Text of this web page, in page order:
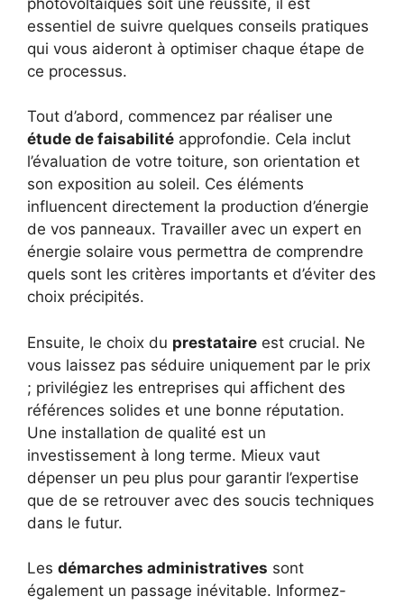
essentiel de suivre quelques conseils pratiques
qui vous aideront à optimiser chaque étape de
ce processus.
Tout d’abord, commencez par réaliser une
étude de faisabilité approfondie. Cela inclut
l’évaluation de votre toiture, son orientation et
son exposition au soleil. Ces éléments
influencent directement la production d’énergie
de vos panneaux. Travailler avec un expert en
énergie solaire vous permettra de comprendre
quels sont les critères importants et d’éviter des
choix précipités.
Ensuite, le choix du prestataire est crucial. Ne
vous laissez pas séduire uniquement par le prix
; privilégiez les entreprises qui affichent des
références solides et une bonne réputation.
Une installation de qualité est un
investissement à long terme. Mieux vaut
dépenser un peu plus pour garantir l’expertise
que de se retrouver avec des soucis techniques
dans le futur.
Les démarches administratives sont
également un passage inévitable. Informez-